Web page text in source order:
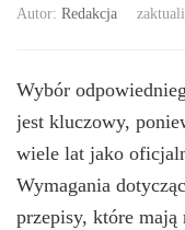
Autor: Redakcja
Wybór
jest kluczowy,
wiele lat jako
Wymagania
przepisy, które mają